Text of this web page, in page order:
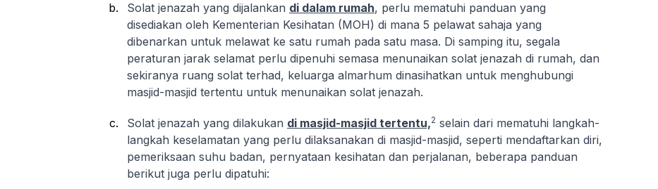
Solat jenazah yang dijalankan di dalam rumah, perlu mematuhi panduan yang
disediakan oleh Kementerian Kesihatan (MOH) di mana 5 pelawat sahaja yang
dibenarkan untuk melawat ke satu rumah pada satu masa. Di samping itu, segala
peraturan jarak selamat perlu dipenuhi semasa menunaikan solat jenazah di rumah, dan
sekiranya ruang solat terhad, keluarga almarhum dinasihatkan untuk menghubungi
masjid-masjid tertentu untuk menunaikan solat jenazah.
Solat jenazah yang dilakukan di masjid-masjid tertentu,2 selain dari mematuhi langkah-
langkah keselamatan yang perlu dilaksanakan di masjid-masjid, seperti mendaftarkan diri,
pemeriksaan suhu badan, pernyataan kesihatan dan perjalanan, beberapa panduan
berikut juga perlu dipatuhi: